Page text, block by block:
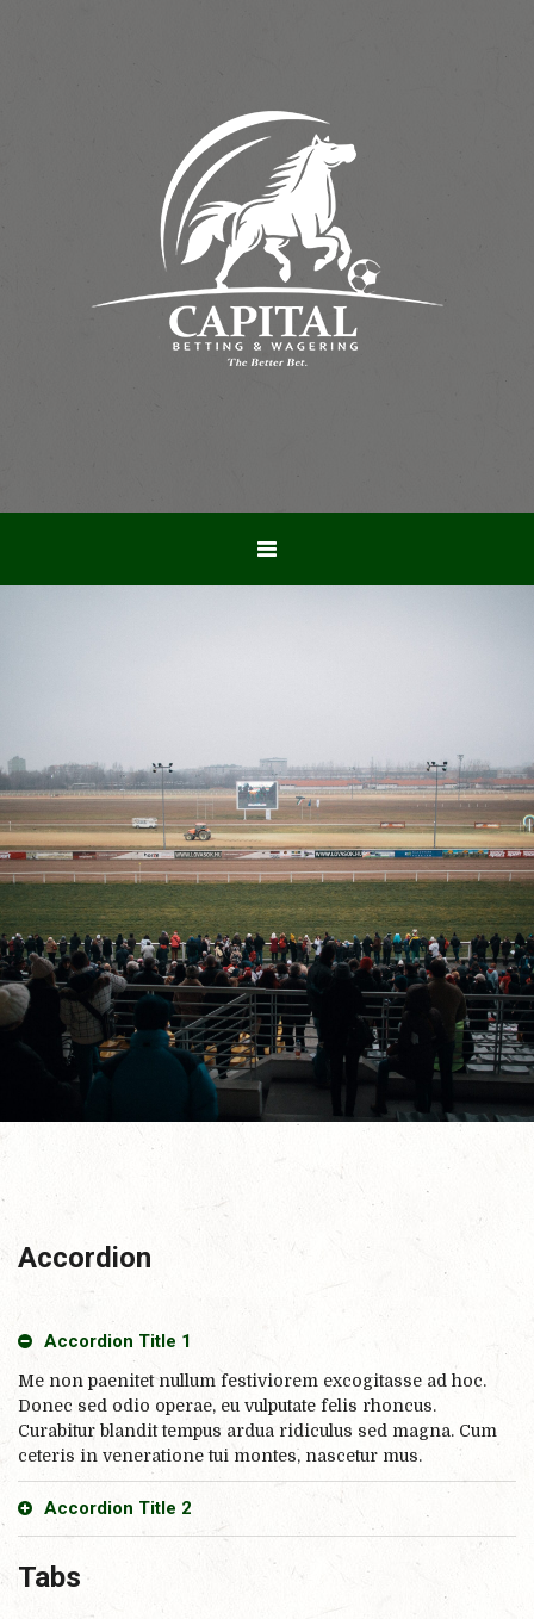
Accordion
Accordion Title 1
Me non paenitet nullum festiviorem excogitasse ad hoc.
Donec sed odio operae, eu vulputate felis rhoncus.
Curabitur blandit tempus ardua ridiculus sed magna. Cum
ceteris in veneratione tui montes, nascetur mus.
Accordion Title 2
Tabs